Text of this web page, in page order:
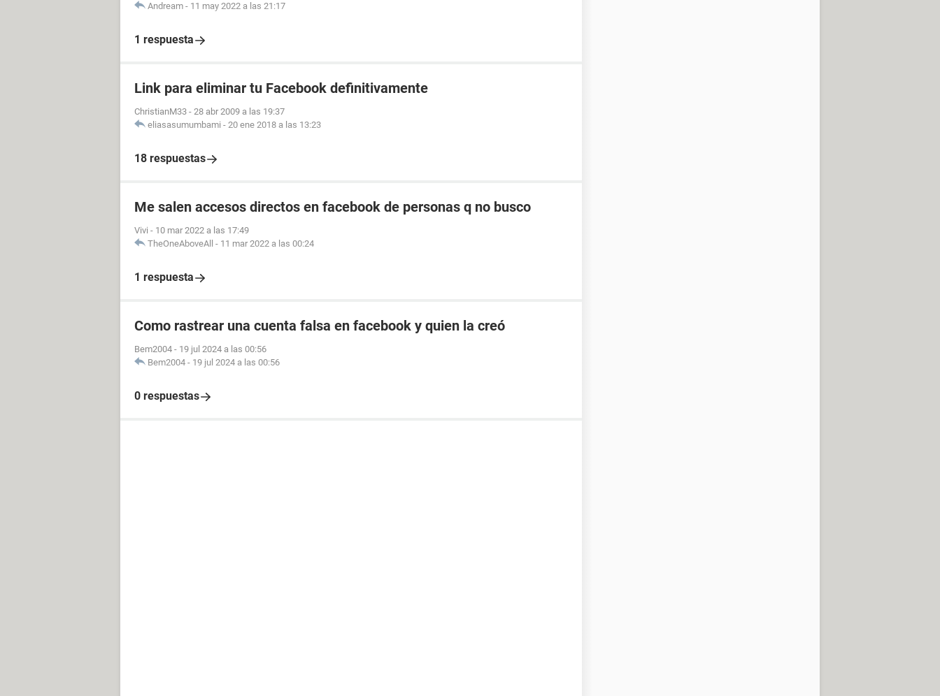
Andream - 11 may 2022 a las 21:17
1 respuesta
Link para eliminar tu Facebook definitivamente
ChristianM33 - 28 abr 2009 a las 19:37
eliasasumumbami - 20 ene 2018 a las 13:23
18 respuestas
Me salen accesos directos en facebook de personas q no busco
Vivi - 10 mar 2022 a las 17:49
TheOneAboveAll - 11 mar 2022 a las 00:24
1 respuesta
Como rastrear una cuenta falsa en facebook y quien la creó
Bem2004 - 19 jul 2024 a las 00:56
Bem2004 - 19 jul 2024 a las 00:56
0 respuestas